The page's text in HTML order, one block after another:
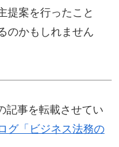
提案を行ったこと
のかもしれません
記事を転載させてい
グ「ビジネス法務の